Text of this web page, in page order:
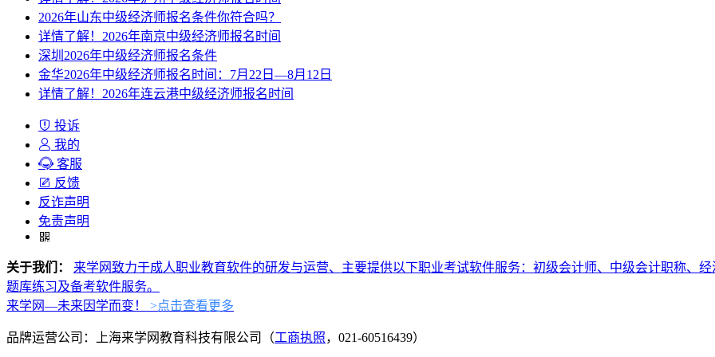
2026年山东中级经济师报名条件你符合吗？
详情了解！2026年南京中级经济师报名时间
深圳2026年中级经济师报名条件
金华2026年中级经济师报名时间：7月22日—8月12日
详情了解！2026年连云港中级经济师报名时间
投诉
我的
客服
反馈
反诈声明
免责声明
关于我们：
来学网致力于成人职业教育软件的研发与运营、主要提供以下职业考试软件服务：初级会计师、中级会计职称、
题库练习及备考软件服务。
来学网—未来因学而变！
>点击查看更多
品牌运营公司：上海来学网教育科技有限公司（工商执照，021-60516439）